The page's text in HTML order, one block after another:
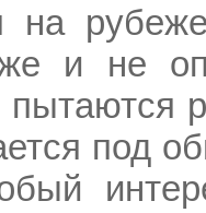
на
и не
под